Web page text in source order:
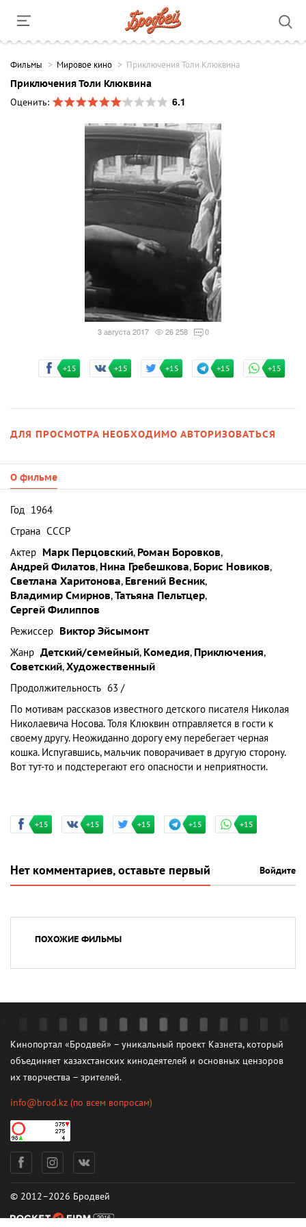
Фильмы Мировое кино Приключения Толи Клюквина
Приключения Толи Клюквина
Оценить:
6.1
3 августа 2017 26 258 0
+15 +15 +15 +15 +15
ДЛЯ ПРОСМОТРА НЕОБХОДИМО АВТОРИЗОВАТЬСЯ
О фильме
Год 1964
Страна СССР
Актер Марк Перцовский, Роман Боровков,
Андрей Филатов, Нина Гребешкова, Борис Новиков,
Светлана Харитонова, Евгений Весник,
Владимир Смирнов,Татьяна Пельтцер,
Сергей Филиппов
Режиссер Виктор Эйсымонт
Жанр Детский/семейный, Комедия, Приключения,
Советский,Художественный
Продолжительность 63 /
По мотивам рассказов известного детского писателя Николая
Николаевича Носова. Толя Клюквин отправляется в гости к
своему другу. Неожиданно дорогу ему перебегает черная
кошка. Испугавшись, мальчик поворачивает в другую сторону.
Вот тут-то и подстерегают его опасности и неприятности.
+15 +15 +15 +15 +15
Нет комментариев, оставьте первый Войдите
ПОХОЖИЕ ФИЛЬМЫ
Кинопортал «Бродвей» – уникальный проект Казнета, который
объединяет казахстанских кинодеятелей и основных цензоров
их творчества – зрителей.
info@brod.kz (по всем вопросам)
© 2012–2026 Бродвей